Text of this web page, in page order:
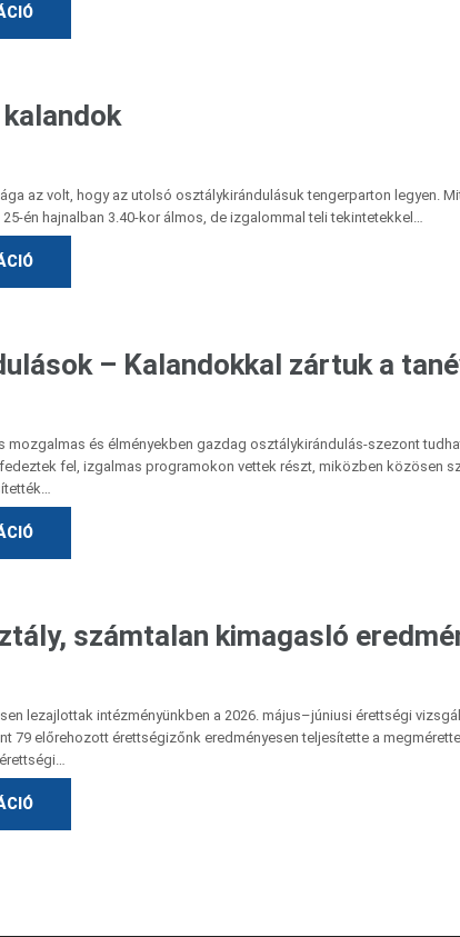
az volt, hogy az utolsó osztálykirándulásuk tengerparton legyen.
én hajnalban 3.40-kor álmos, de izgalommal teli tekintetekkel…
– Kalandokkal zártuk a
mozgalmas és élményekben gazdag osztálykirándulás-szezont
fel, izgalmas programokon vettek részt, miközben közösen
számtalan kimagasló
lezajlottak intézményünkben a 2026. május–júniusi érettségi
79 előrehozott érettségizőnk eredményesen teljesítette a